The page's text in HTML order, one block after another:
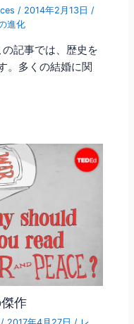
/ 2014年2月13日 /
進化
記事では、歴史を
。多くの結婚に関
作